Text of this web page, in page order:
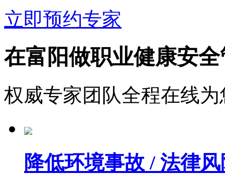
立即预约专家
在富阳做职业健康安
权威专家团队全程在线
降低环境事故 / 法律